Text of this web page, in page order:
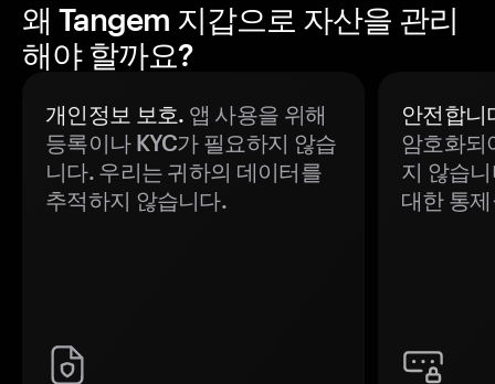
왜 Tangem 지갑으로 자산을 관리
해야 할까요?
개인정보 보호. 앱 사용을 위해
등록이나 KYC가 필요하지 않습
니다. 우리는 귀하의 데이터를
추적하지 않습니다.
안전합니
암호화되
지 않습
대한 통